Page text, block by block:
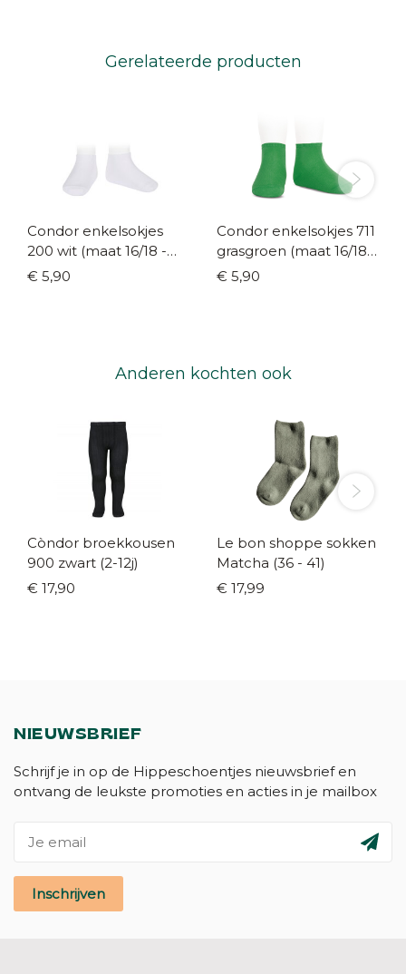
Gerelateerde producten
Condor enkelsokjes
200 wit (maat 16/18 -
36/39)
€ 5,90
Condor enkelsokjes 711
grasgroen (maat 16/18 -
36/39)
€ 5,90
Anderen kochten ook
Còndor broekkousen
900 zwart (2-12j)
€ 17,90
Le bon shoppe sokken
Matcha (36 - 41)
€ 17,99
NIEUWSBRIEF
Schrijf je in op de Hippeschoentjes nieuwsbrief en
ontvang de leukste promoties en acties in je mailbox
Inschrijven